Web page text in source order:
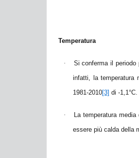
Temperatura
·
Si conferma il periodo
infatti, la temperatura
1981-2010[3] di -1,1°C.
·
La temperatura
essere più calda della